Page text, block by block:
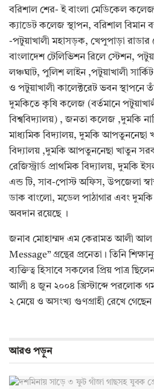
বরিশাল শের- ই বাংলা মেডিকেল
ক্যাডেট কলেজ স্থাপন, বরিশাল বিমান
-পটুয়াখালী মহাসড়ক, খেপুপাড়া রাডার
বাংলাদেশ টেলিভিশন রিলে স্টেশন,
লঞ্চঘাট, পুলিশ লাইন ,পটুয়াখালী
ও পটুয়াখালী কালেক্টরেট ভবন স্থাপনে
দুমকিতে কৃষি কলেজ (বর্তমানে
বিশ্ববিদ্যালয়) , জনতা কলেজ ,দুমকি
মাধ্যমিক বিদ্যালয়, দুমকি আপতুননেছা
বিদ্যালয় ,দুমকি আপতুননেছা খাতুন
রেজিস্ট্রার্ড প্রাথমিক বিদ্যালয়, দুমকি
এন্ড টি, সাব-পোস্ট অফিস, উপজেলা
ডাক বাংলো, মডেল পাঠাগার এবং দুমকি
অবদান রয়েছে ।
জনাব মোহাম্মদ এম কেরামত আলী
Message” গ্রন্থের প্রনেতা। তিনি
ব্যক্তিত্ব হিসাবে সকলের প্রিয় পাত্র
আলী ৪ জুন ২০০৪ খ্রিস্টাব্দে পরলোক
২ মেয়ে ও অসংখ্য গুণগ্রাহী রেখে
আরও পড়ুন